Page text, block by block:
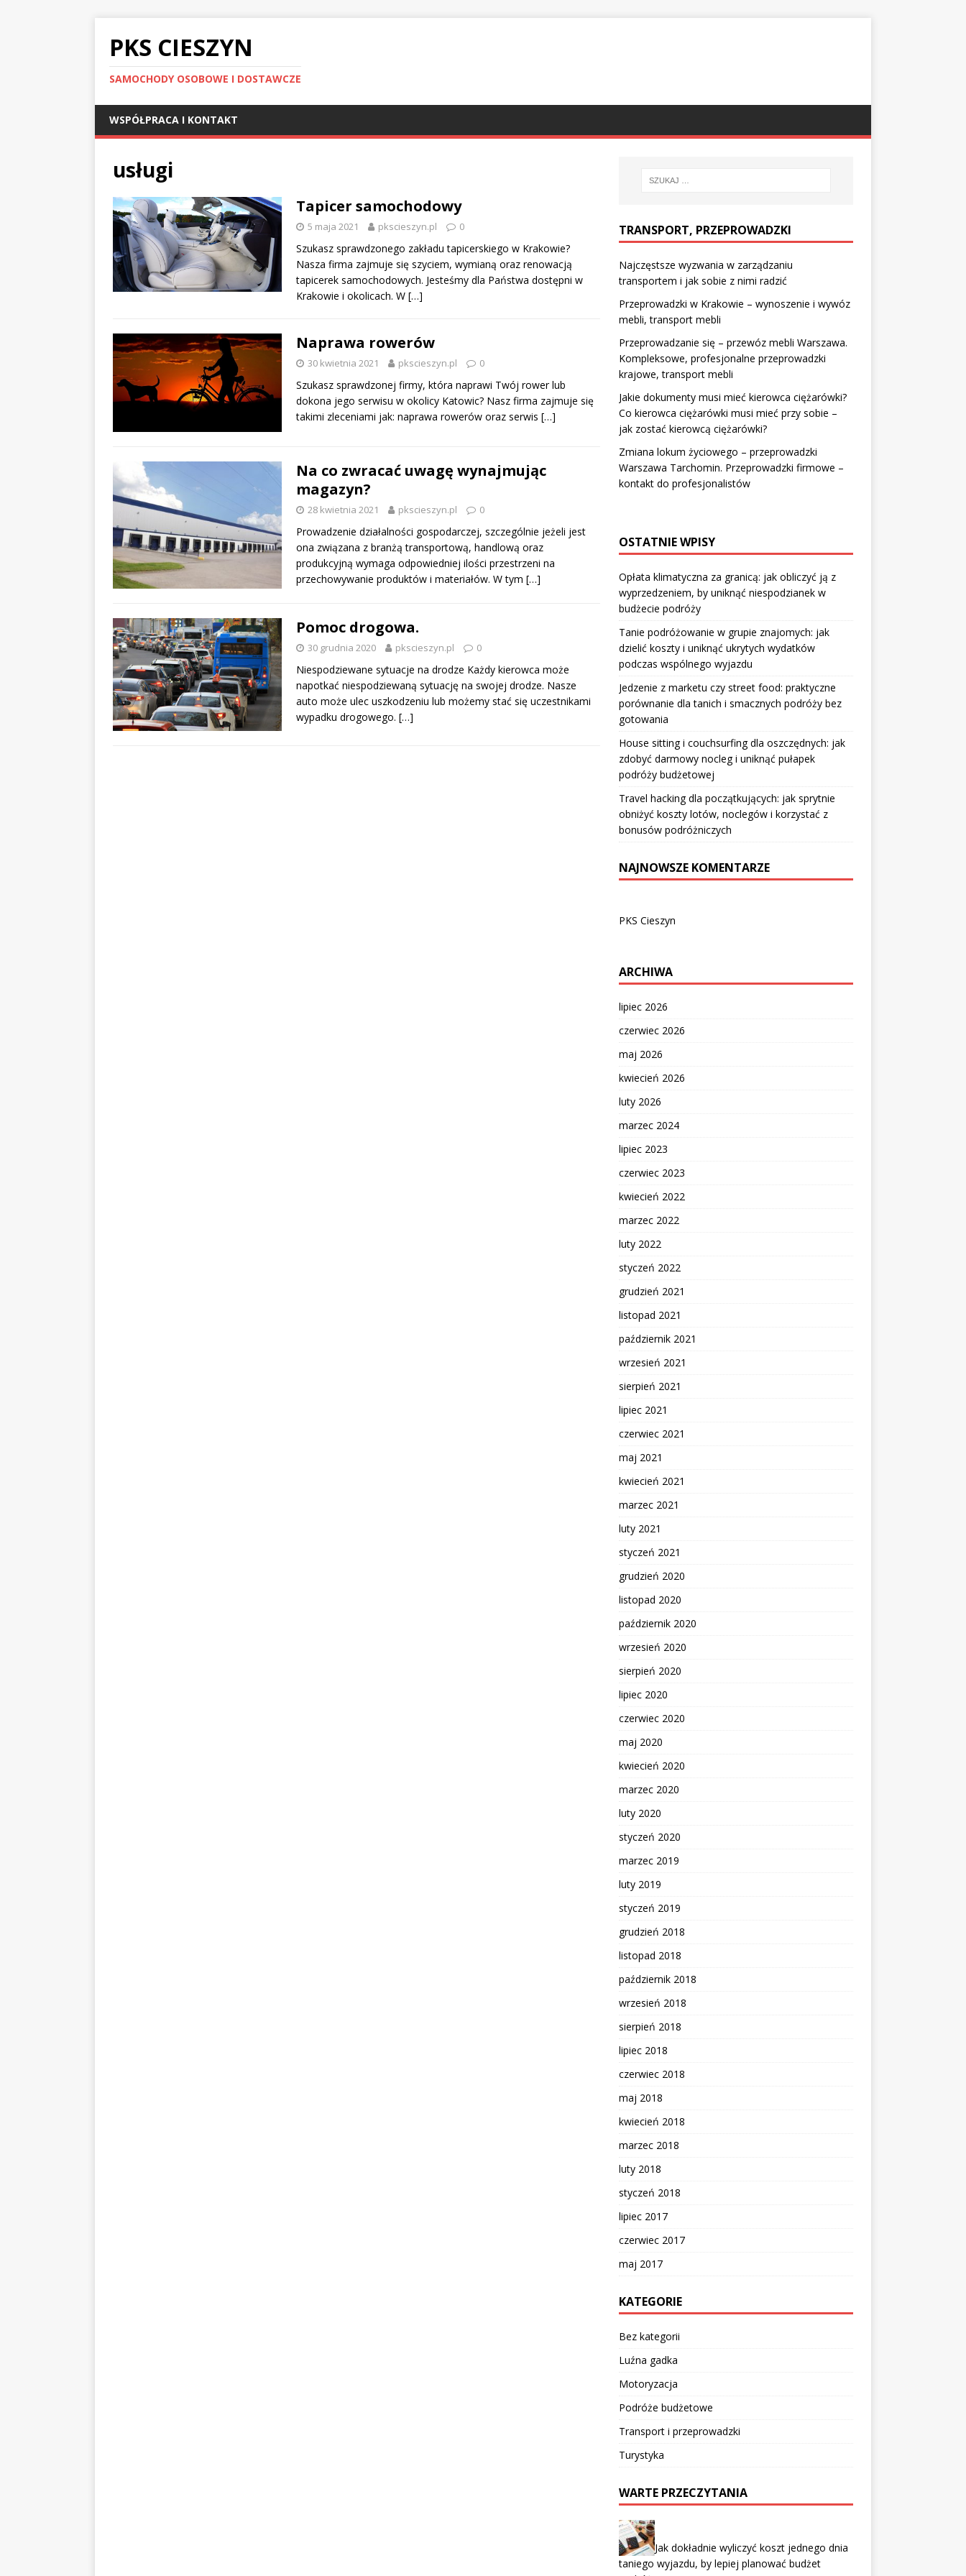
PKS CIESZYN
SAMOCHODY OSOBOWE I DOSTAWCZE
WSPÓŁPRACA I KONTAKT
usługi
Tapicer samochodowy
5 maja 2021 pkscieszyn.pl 0
Szukasz sprawdzonego zakładu tapicerskiego w Krakowie?
Nasza firma zajmuje się szyciem, wymianą oraz renowacją
tapicerek samochodowych. Jesteśmy dla Państwa dostępni w
Krakowie i okolicach. W […]
Naprawa rowerów
30 kwietnia 2021 pkscieszyn.pl 0
Szukasz sprawdzonej firmy, która naprawi Twój rower lub
dokona jego serwisu w okolicy Katowic? Nasz firma zajmuje się
takimi zleceniami jak: naprawa rowerów oraz serwis […]
Na co zwracać uwagę wynajmując
magazyn?
28 kwietnia 2021 pkscieszyn.pl 0
Prowadzenie działalności gospodarczej, szczególnie jeżeli jest
ona związana z branżą transportową, handlową oraz
produkcyjną wymaga odpowiedniej ilości przestrzeni na
przechowywanie produktów i materiałów. W tym […]
Pomoc drogowa.
30 grudnia 2020 pkscieszyn.pl 0
Niespodziewane sytuacje na drodze Każdy kierowca może
napotkać niespodziewaną sytuację na swojej drodze. Nasze
auto może ulec uszkodzeniu lub możemy stać się uczestnikami
wypadku drogowego. […]
TRANSPORT, PRZEPROWADZKI
Najczęstsze wyzwania w zarządzaniu
transportem i jak sobie z nimi radzić
Przeprowadzki w Krakowie – wynoszenie i wywóz
mebli, transport mebli
Przeprowadzanie się – przewóz mebli Warszawa.
Kompleksowe, profesjonalne przeprowadzki
krajowe, transport mebli
Jakie dokumenty musi mieć kierowca ciężarówki?
Co kierowca ciężarówki musi mieć przy sobie –
jak zostać kierowcą ciężarówki?
Zmiana lokum życiowego – przeprowadzki
Warszawa Tarchomin. Przeprowadzki firmowe –
kontakt do profesjonalistów
OSTATNIE WPISY
Opłata klimatyczna za granicą: jak obliczyć ją z
wyprzedzeniem, by uniknąć niespodzianek w
budżecie podróży
Tanie podróżowanie w grupie znajomych: jak
dzielić koszty i uniknąć ukrytych wydatków
podczas wspólnego wyjazdu
Jedzenie z marketu czy street food: praktyczne
porównanie dla tanich i smacznych podróży bez
gotowania
House sitting i couchsurfing dla oszczędnych: jak
zdobyć darmowy nocleg i uniknąć pułapek
podróży budżetowej
Travel hacking dla początkujących: jak sprytnie
obniżyć koszty lotów, noclegów i korzystać z
bonusów podróżniczych
NAJNOWSZE KOMENTARZE
PKS Cieszyn
ARCHIWA
lipiec 2026
czerwiec 2026
maj 2026
kwiecień 2026
luty 2026
marzec 2024
lipiec 2023
czerwiec 2023
kwiecień 2022
marzec 2022
luty 2022
styczeń 2022
grudzień 2021
listopad 2021
październik 2021
wrzesień 2021
sierpień 2021
lipiec 2021
czerwiec 2021
maj 2021
kwiecień 2021
marzec 2021
luty 2021
styczeń 2021
grudzień 2020
listopad 2020
październik 2020
wrzesień 2020
sierpień 2020
lipiec 2020
czerwiec 2020
maj 2020
kwiecień 2020
marzec 2020
luty 2020
styczeń 2020
marzec 2019
luty 2019
styczeń 2019
grudzień 2018
listopad 2018
październik 2018
wrzesień 2018
sierpień 2018
lipiec 2018
czerwiec 2018
maj 2018
kwiecień 2018
marzec 2018
luty 2018
styczeń 2018
lipiec 2017
czerwiec 2017
maj 2017
KATEGORIE
Bez kategorii
Luźna gadka
Motoryzacja
Podróże budżetowe
Transport i przeprowadzki
Turystyka
WARTE PRZECZYTANIA
Jak dokładnie wyliczyć koszt jednego dnia
taniego wyjazdu, by lepiej planować budżet